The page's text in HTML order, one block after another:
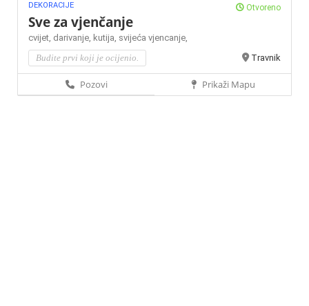
DEKORACIJE Otvoreno
Sve za vjenčanje
cvijet, darivanje, kutija, svijeća vjencanje,
Budite prvi koji je ocijenio.
Travnik
Pozovi Prikaži Mapu